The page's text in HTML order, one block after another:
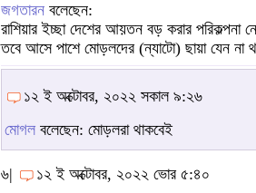
জগতারন বলেছেন:
রাশিয়ার ইচ্ছা দেশের আয়তন বড় করার পরিকল্পনা
তবে আসে পাশে মোড়লদের (ন্যাটো) ছায়া যেন না
১২ ই অক্টোবর, ২০২২ সকাল ৯:২৬
মোগল বলেছেন: মোড়লরা থাকবেই
৬|
১২ ই অক্টোবর, ২০২২ ভোর ৫:৪০